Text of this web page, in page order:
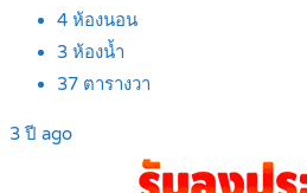
4 ห้องนอน
3 ห้องน้ำ
37 ตารางวา
3 ปี ago